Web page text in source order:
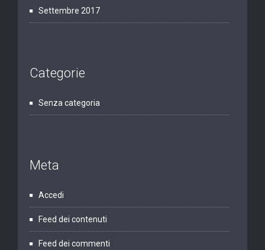
Settembre 2017
Categorie
Senza categoria
Meta
Accedi
Feed dei contenuti
Feed dei commenti